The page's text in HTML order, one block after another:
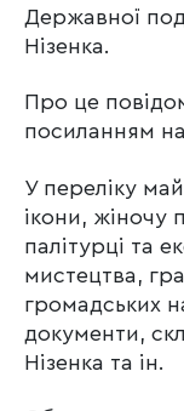
Державної
Нізенка.
Про це
посиланням на
У переліку
ікони, жіночу
палітурці та
мистецтва,
громадських
документи,
Нізенка та ін.